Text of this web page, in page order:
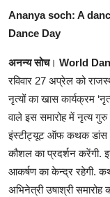
Ananya soch: A
Dance Day
अनन्य सोच। World
रविवार 27 अप्रेल को
नृत्यों का खास कार्यक्रम
वाले इस समारोह में नृत्य गुरु
इंस्टीट्यूट ऑफ कथक डांस एंड
कौशल का प्रदर्शन करेंगी.
आकर्षण का केन्द्र रहेगी.
अभिनेत्री उषाश्री समारोह